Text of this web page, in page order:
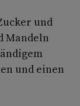
und
Mandeln
und einen